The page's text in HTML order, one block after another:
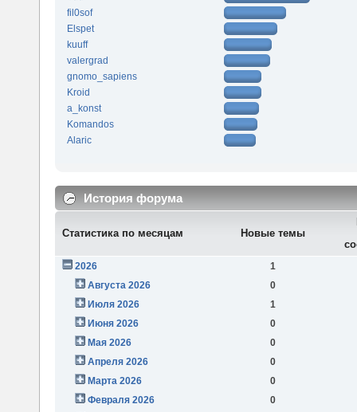
fil0sof
Elspet
kuuff
valergrad
gnomo_sapiens
Kroid
a_konst
Komandos
Alaric
История форума
Статистика по месяцам Новые темы
2026
1
Августа 2026
0
Июля 2026
1
Июня 2026
0
Мая 2026
0
Апреля 2026
0
Марта 2026
0
Февраля 2026
0